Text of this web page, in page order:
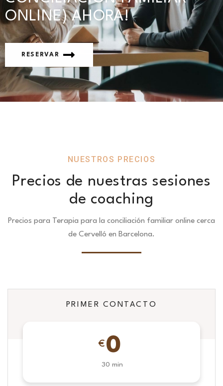
ONLINE) AHORA!
RESERVAR
NUESTROS PRECIOS
Precios de nuestras sesiones
de coaching
Precios para Terapia para la conciliación familiar online cerca
de Cervelló en Barcelona.
PRIMER CONTACTO
€ 0
30 min